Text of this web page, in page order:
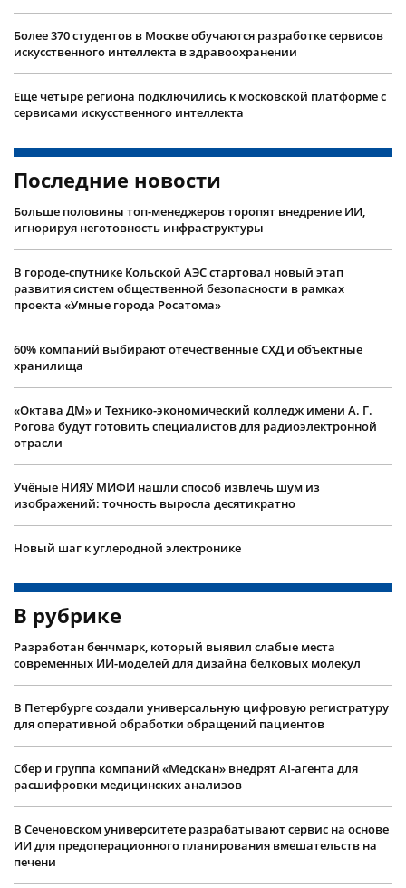
Более 370 студентов в Москве обучаются разработке сервисов
искусственного интеллекта в здравоохранении
Еще четыре региона подключились к московской платформе с
сервисами искусственного интеллекта
Последние новости
Больше половины топ-менеджеров торопят внедрение ИИ,
игнорируя неготовность инфраструктуры
В городе-спутнике Кольской АЭС стартовал новый этап
развития систем общественной безопасности в рамках
проекта «Умные города Росатома»
60% компаний выбирают отечественные СХД и объектные
хранилища
«Октава ДМ» и Технико-экономический колледж имени А. Г.
Рогова будут готовить специалистов для радиоэлектронной
отрасли
Учëные НИЯУ МИФИ нашли способ извлечь шум из
изображений: точность выросла десятикратно
Новый шаг к углеродной электронике
В рубрике
Разработан бенчмарк, который выявил слабые места
современных ИИ-моделей для дизайна белковых молекул
В Петербурге создали универсальную цифровую регистратуру
для оперативной обработки обращений пациентов
Сбер и группа компаний «Медскан» внедрят AI-агента для
расшифровки медицинских анализов
В Сеченовском университете разрабатывают сервис на основе
ИИ для предоперационного планирования вмешательств на
печени